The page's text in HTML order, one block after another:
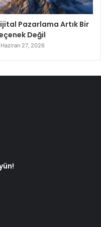
Pazarlama Artık Bir
Değil
Haziran 27, 2026